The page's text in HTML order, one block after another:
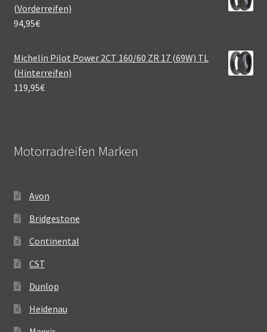
(Vorderreifen)
94,95€
Michelin Pilot Power 2CT 160/60 ZR 17 (69W) TL
(Hinterreifen)
119,95€
Motorradreifen Marken
Avon
Bridgestone
Continental
CST
Dunlop
Heidenau